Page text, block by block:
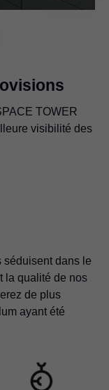
TOWER
visibilité des
antaro,
sont rangées de
confort d’accès
pour la
et
l’armoire à
forces de
TOWER
à provisions
grandes
séduisent dans le
la qualité de nos
de plus
ayant été